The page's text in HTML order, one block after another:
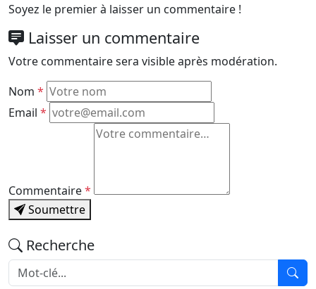
Soyez le premier à laisser un commentaire !
Laisser un commentaire
Votre commentaire sera visible après modération.
Nom *
Email *
Commentaire*
Soumettre
Recherche